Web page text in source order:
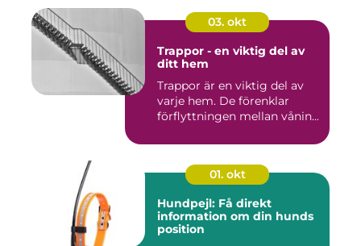
03. okt
Trappor - en viktig del av
ditt hem
Trappor är en viktig del av
varje hem. De förenklar
förflyttningen mellan vånin...
01. okt
Hundpejl: Få direkt
information om din hunds
position